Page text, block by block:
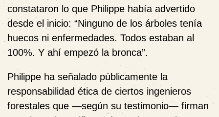
constataron lo que Philippe había advertido
desde el inicio: “Ninguno de los árboles tenía
huecos ni enfermedades. Todos estaban al
100%. Y ahí empezó la bronca”.
Philippe ha señalado públicamente la
responsabilidad ética de ciertos ingenieros
forestales que —según su testimonio— firman